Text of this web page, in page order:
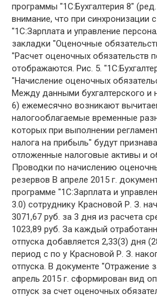
программы "1С:Бухгалтерия 8"
внимание, что при синхронизации
"1С:Зарплата и управление
закладки "Оценочные
"Расчет оценочных обязательств
отображаются. Рис. 5.
"Начисление оценочных
Между данными бухгалтерского и
6) ежемесячно возникают
налогооблагаемые временные
которых при выполнении
налога на прибыль" будут
отложенные налоговые активы и
Проводки по начислению
резервов В апреле 2015 г.
программе "1С:Зарплата и
3.0) сотруднику Красновой Р. З.
3071,67 руб. за 3 дня из расчета
1023,89 руб. За каждый
отпуска добавляется 2,33(3) дня
период с по у Красновой Р. З.
отпуска. В документе "Отражение
апрель 2015 г. сформирован вид
отпуск за счет оценочных